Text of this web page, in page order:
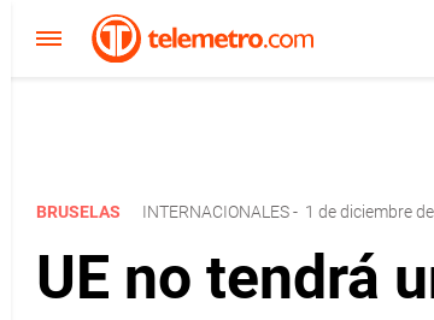
BRUSELAS INTERNACIONALES- 1 de diciembre
UE no tendrá